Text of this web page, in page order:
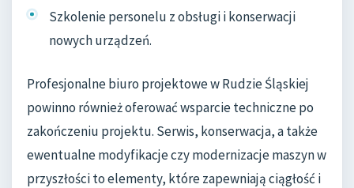
Szkolenie personelu z obsługi i konserwacji
nowych urządzeń.
Profesjonalne biuro projektowe w Rudzie Śląskiej
powinno również oferować wsparcie techniczne po
zakończeniu projektu. Serwis, konserwacja, a także
ewentualne modyfikacje czy modernizacje maszyn w
przyszłości to elementy, które zapewniają ciągłość i